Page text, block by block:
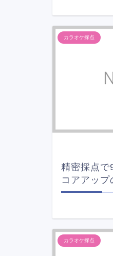
カラオケ採点
精密採点で
コアアップ
カラオケ採点